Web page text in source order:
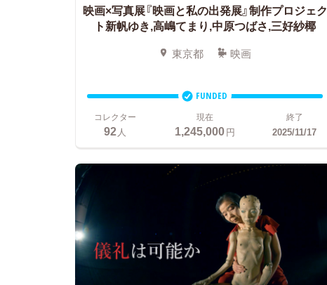
映画×写真展『映画と私の出発展』制作プロジェク
ト新帆ゆき,高嶋てまり,中原つばさ,三好紗椰
東京都 映画
FUNDED
コレクター
92 人
現在
1,245,000円
終了
2025/11/17